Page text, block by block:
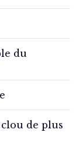
du
de plus